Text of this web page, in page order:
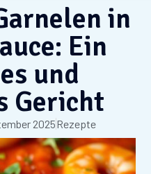
in
Ein
und
Gericht
2025Rezepte